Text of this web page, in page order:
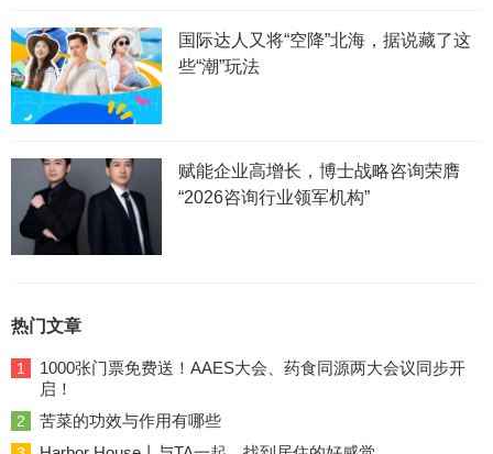
国际达人又将“空降”北海，据说藏了这
些“潮”玩法
赋能企业高增长，博士战略咨询荣膺
“2026咨询行业领军机构”
热门文章
1
1000张门票免费送！AAES大会、药食同源两大会议同步开
启！
2 苦菜的功效与作用有哪些